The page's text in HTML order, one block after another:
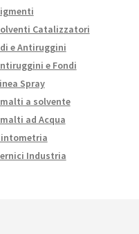
Catalizzatori
e Antiruggini
e Fondi
Spray
a solvente
ad Acqua
Industria